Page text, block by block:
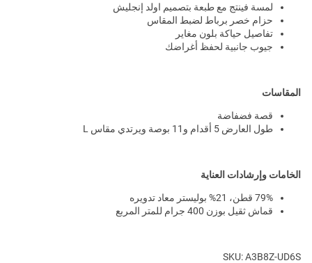
لمسة فينتج مع طبعة بتصميم اولد إنجليش
حزام خصر برباط لضبط المقاس
تفاصيل حياكة بلون مغاير
جيوب جانبية لحفظ أغراضك
المقاسات
قصة فضفاضة
طول العارض 5 أقدام و11 بوصة ويرتدي مقاس L
الخامات وإرشادات العناية
79% قطن، 21% بوليستر معاد تدويره
قماش ثقيل بوزن 400 جرام للمتر المربع
SKU: A3B8Z-UD6S